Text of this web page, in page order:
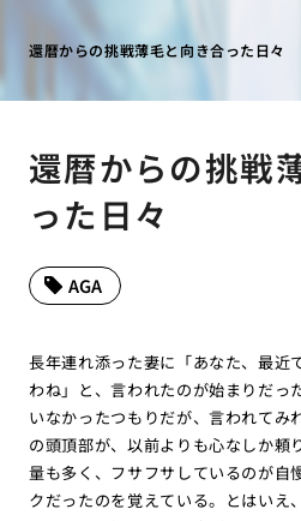
還暦からの挑戦薄毛と向き合った日々
還暦からの挑戦
った日々
AGA
長年連れ添った妻に「あなた、最近
わね」と、言われたのが始まりだっ
いなかったつもりだが、言われてみ
の頭頂部が、以前よりも心なしか頼
量も多く、フサフサしているのが自
クだったのを覚えている。とはいえ